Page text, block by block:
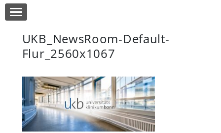
UKB_NewsRoom-Default-
Flur_2560x1067